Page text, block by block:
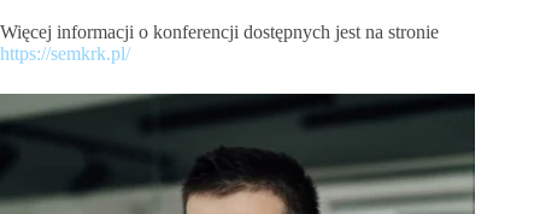
Więcej informacji o konferencji dostępnych jest na stronie
https://semkrk.pl/